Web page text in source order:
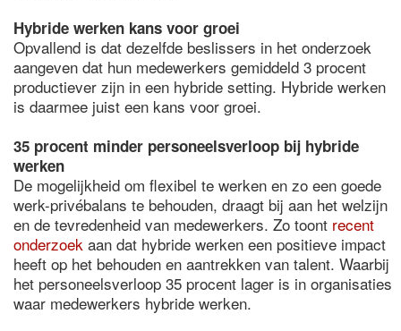
Hybride werken kans voor groei
Opvallend is dat dezelfde beslissers in het onderzoek
aangeven dat hun medewerkers gemiddeld 3 procent
productiever zijn in een hybride setting. Hybride werken
is daarmee juist een kans voor groei.
35 procent minder personeelsverloop bij hybride
werken
De mogelijkheid om flexibel te werken en zo een goede
werk-privébalans te behouden, draagt bij aan het welzijn
en de tevredenheid van medewerkers. Zo toont recent
onderzoek aan dat hybride werken een positieve impact
heeft op het behouden en aantrekken van talent. Waarbij
het personeelsverloop 35 procent lager is in organisaties
waar medewerkers hybride werken.